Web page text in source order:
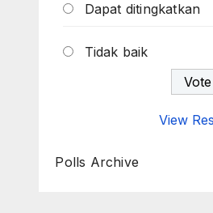
Dapat ditingkatkan
Tidak baik
View
Polls Archive